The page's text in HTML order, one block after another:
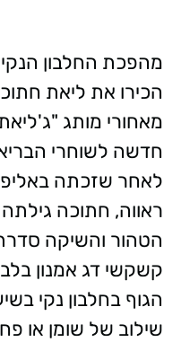
מהפכת החלבון
הכירו את ליאת
מאחורי מותג
חדשה לשוחרי
לאחר שזכתה
ראווה, חתוכה
הטהור והשיקה
קשקשי דג אמנון
הגוף בחלבון נקי
שילוב של שומן או